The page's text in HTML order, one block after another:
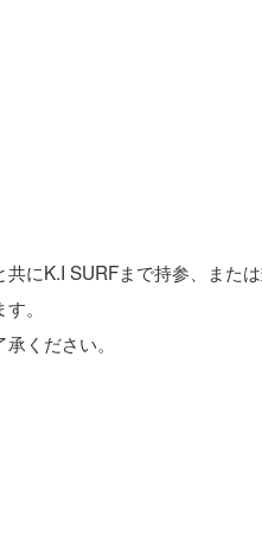
にK.I SURFまで持参、また
。
ください。